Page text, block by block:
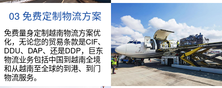
03 免费定制物流方案
免费量身定制越南物流方案优
化，无论您的贸易条款是CIF、
DDU、DAP、还是DDP，巨东
物流业务包括中国到越南全境
和从越南至全球的到港、到门
物流服务。